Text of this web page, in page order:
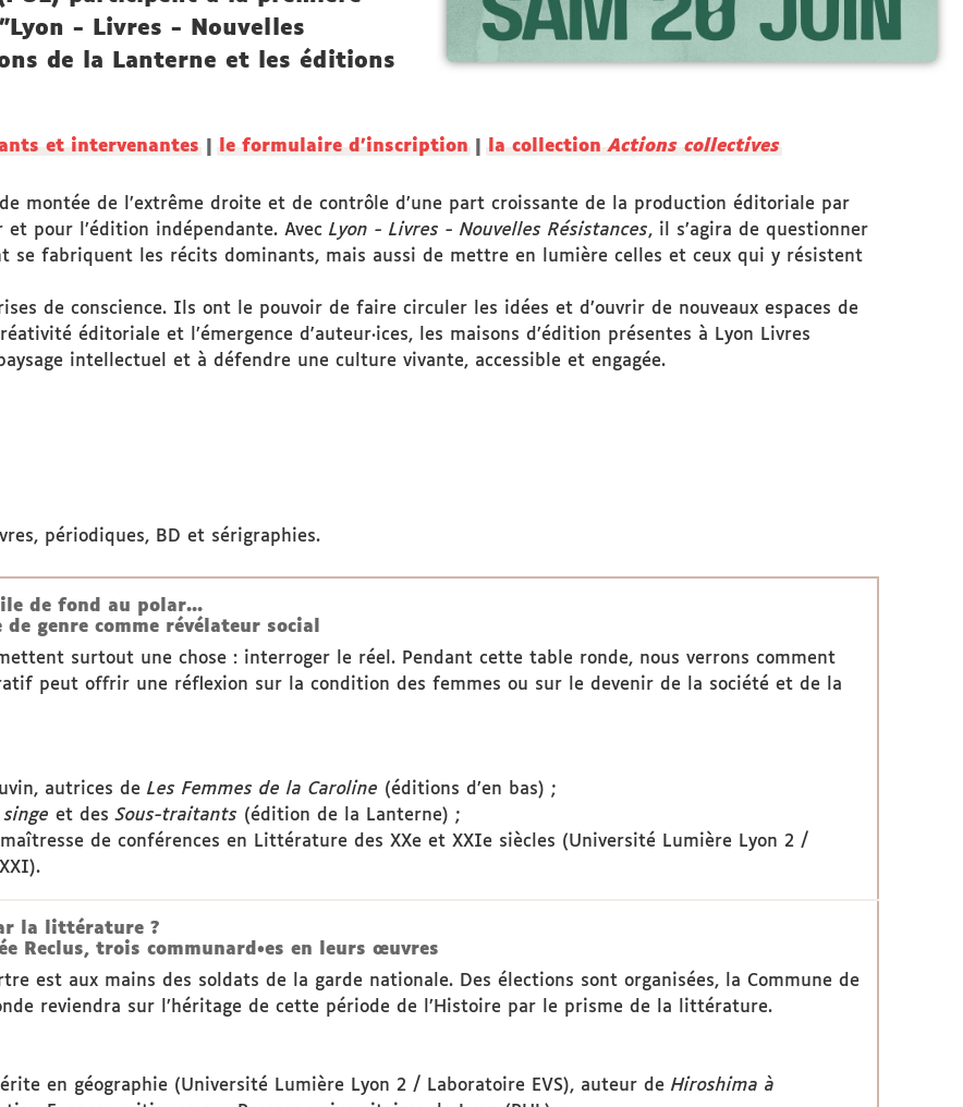
- Livres - Nouvelles
de la Lanterne et les éditions
et intervenantes le formulaire d'inscription la collectionActions collectives
montée de l’extrême droite et de contrôle d’une part croissante de la production éditoriale par
pour l’édition indépendante. Avec Lyon - Livres - Nouvelles Résistances, il s’agira de questionner
se fabriquent les récits dominants, mais aussi de mettre en lumière celles et ceux qui y résistent
de conscience. Ils ont le pouvoir de faire circuler les idées et d’ouvrir de nouveaux espaces de
éditoriale et l’émergence d'auteur·ices, les maisons d’édition présentes à Lyon Livres
intellectuel et à défendre une culture vivante, accessible et engagée.
périodiques, BD et sérigraphies.
de fond au polar...
genre comme révélateur social
surtout une chose : interroger le réel. Pendant cette table ronde, nous verrons comment
peut offrir une réflexion sur la condition des femmes ou sur le devenir de la société et de la
autrices de Les Femmes de la Caroline (éditions d’en bas) ;
et des Sous-traitants (édition de la Lanterne) ;
de conférences en Littérature des XXe et XXIe siècles (Université Lumière Lyon 2 /
la littérature ?
Reclus, trois communard•es en leurs œuvres
est aux mains des soldats de la garde nationale. Des élections sont organisées, la Commune de
reviendra sur l’héritage de cette période de l’Histoire par le prisme de la littérature.
en géographie (Université Lumière Lyon 2 / Laboratoire EVS), auteur de Hiroshima à